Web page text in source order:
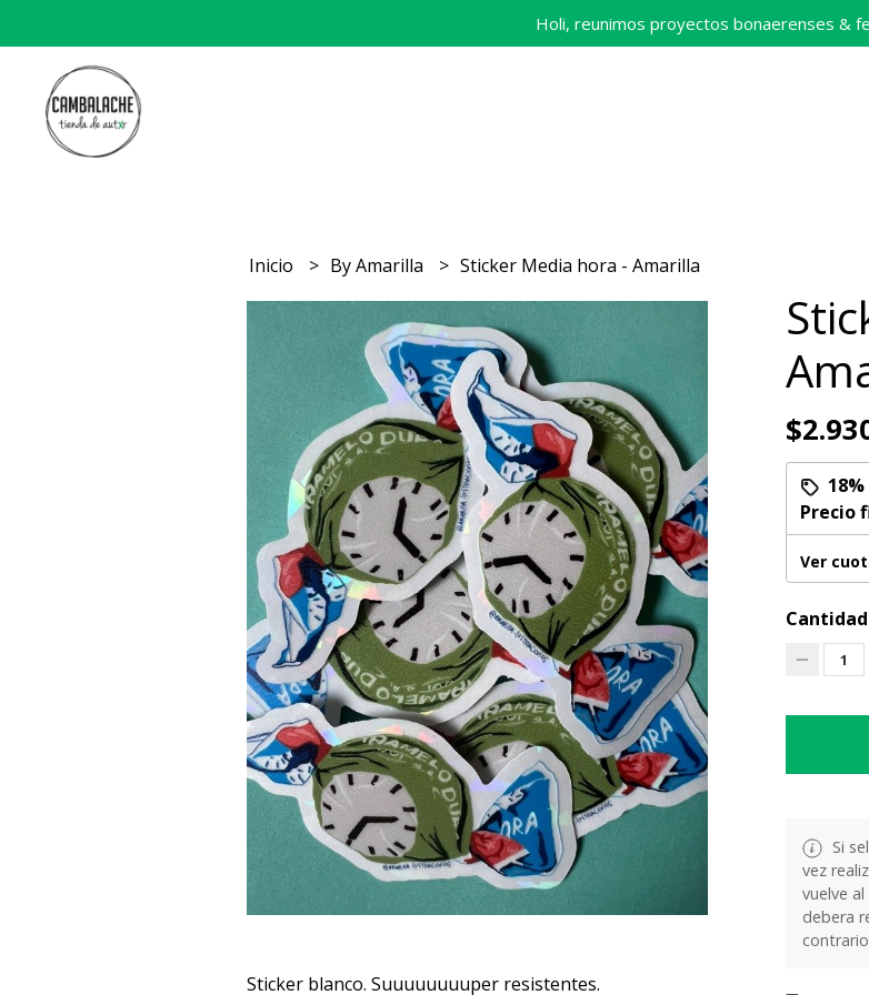
Holi, reunimos proyectos bonaerenses &
Inicio By Amarilla Sticker Media hora - Amarilla
Sticker blanco. Suuuuuuuuper resistentes.
18%
Precio
Ver
Cantidad
1
Si
vez
vuelve
debera